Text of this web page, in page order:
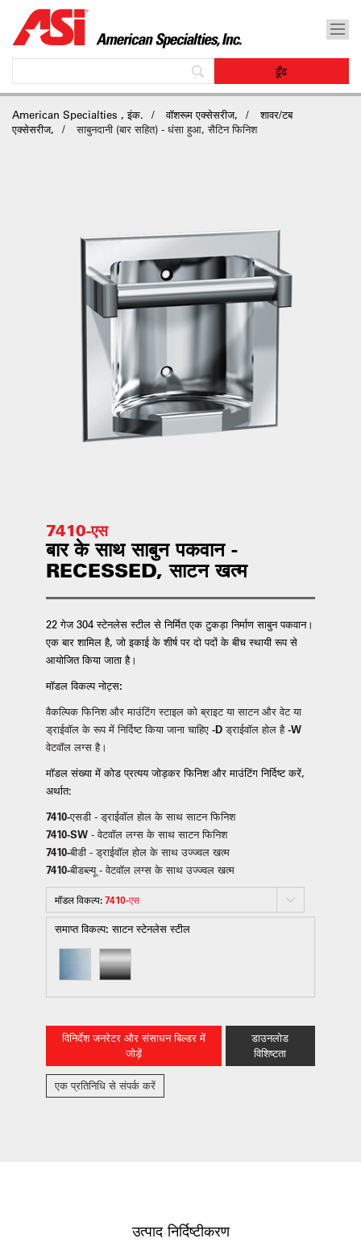
American Specialties , इंक. वॉशरूम एक्सेसरीज,
शावर/टब
एक्सेसरीज,
साबुनदानी (बार सहित) - धंसा हुआ, सैटिन फिनिश
7410-एस
बार के साथ साबुन पकवान -
RECESSED, साटन खत्म
22 गेज 304 स्टेनलेस स्टील से निर्मित एक टुकड़ा निर्माण साबुन पकवान।
एक बार शामिल है, जो इकाई के शीर्ष पर दो पदों के बीच स्थायी रूप से
आयोजित किया जाता है।
मॉडल विकल्प नोट्स:
वैकल्पिक फिनिश और माउंटिंग स्टाइल को ब्राइट या साटन और वेट या
ड्राईवॉल के रूप में निर्दिष्ट किया जाना चाहिए -Dड्राईवॉल होलहै -W
वेटवॉल लग्स है।
मॉडल संख्या में कोड प्रत्यय जोड़कर फिनिश और माउंटिंग निर्दिष्ट करें,
अर्थात:
7410-एसडी - ड्राईवॉल होल के साथ साटन फिनिश
7410-SW- वेटवॉल लग्स के साथ साटन फिनिश
7410-बीडी - ड्राईवॉल होल के साथ उज्ज्वल खत्म
7410-बीडब्ल्यू- वेटवॉल लग्स के साथ उज्ज्वल खत्म
मॉडल विकल्प:7410-एस
समाप्त विकल्प:साटन स्टेनलेस स्टील
विनिर्देश जनरेटर और संसाधन बिल्डर में
जोड़ें
डाउनलोड
विशिष्टता
एक प्रतिनिधि से संपर्क करें
उत्पाद निर्दिष्टीकरण